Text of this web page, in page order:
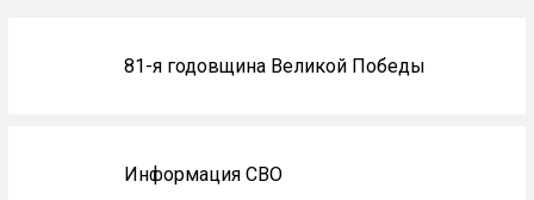
81-я годовщина Великой Победы
Информация СВО